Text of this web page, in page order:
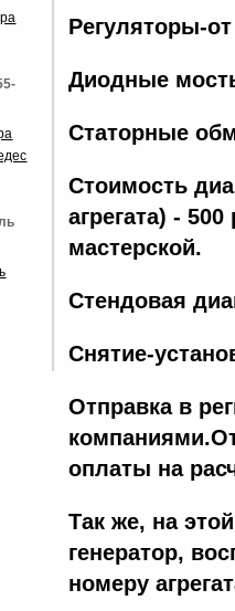
Регуляторы-
Диодные
Статорные
Стоимость
агрегата) -
мастерской.
Стендовая
Снятие-
Отправка в
оплаты на
Так же, на
генератор,
номеру